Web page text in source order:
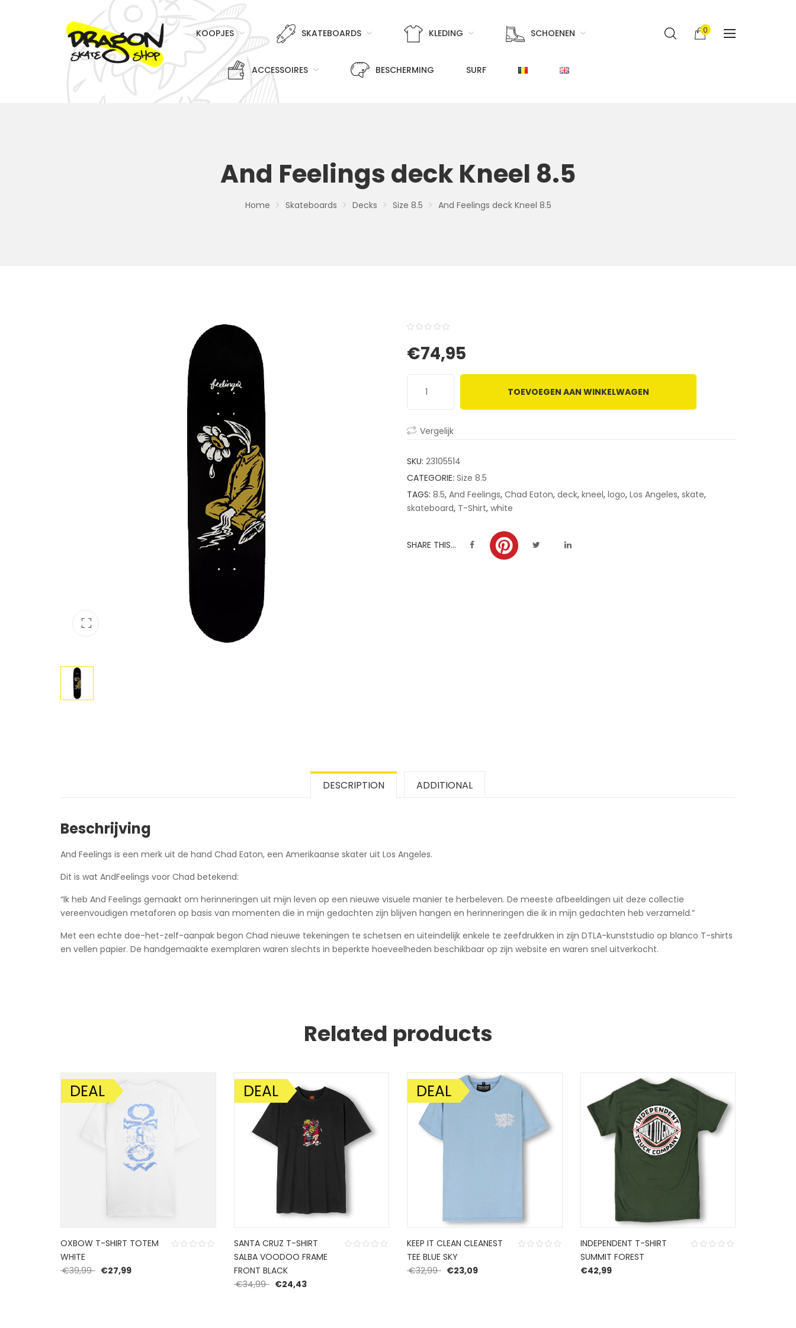
KOOPJES SKATEBOARDS KLEDING SCHOENEN
ACCESSOIRES BESCHERMING SURF
0
And Feelings deck Kneel 8.5
Home Skateboards Decks Size 8.5 And Feelings deck Kneel 8.5
out
ratings
€74,95
TOEVOEGEN AAN WINKELWAGEN
Vergelijk
SKU: 23105514
CATEGORIE: Size 8.5
TAGS: 8.5, And Feelings, Chad Eaton, deck, kneel, logo, Los Angeles, skate,
skateboard, T-Shirt, white
SHARE THIS...
DESCRIPTION ADDITIONAL
Beschrijving
And Feelings is een merk uit de hand Chad Eaton, een Amerikaanse skater uit Los Angeles.
Dit is wat AndFeelings voor Chad betekend:
“Ik heb And Feelings gemaakt om herinneringen uit mijn leven op een nieuwe visuele manier te herbeleven. De meeste afbeeldingen uit deze collectie
vereenvoudigen metaforen op basis van momenten die in mijn gedachten zijn blijven hangen en herinneringen die ik in mijn gedachten heb verzameld.”
Met een echte doe-het-zelf-aanpak begon Chad nieuwe tekeningen te schetsen en uiteindelijk enkele te zeefdrukken in zijn DTLA-kunststudio op blanco T-shirts
en vellen papier. De handgemaakte exemplaren waren slechts in beperkte hoeveelheden beschikbaar op zijn website en waren snel uitverkocht.
Related products
AANBIEDING!
DEAL
OXBOW T-SHIRT TOTEM
WHITE
€39,99 Oorspronkelijke prijs was: €39,99.
€27,99
AANBIEDING!
DEAL
SANTA CRUZ T-SHIRT
SALBA VOODOO FRAME
FRONT BLACK
€34,99 Oorspronkelijke prijs was: €34,99.
€24,43
AANBIEDING!
DEAL
KEEP IT CLEAN CLEANEST
TEE BLUE SKY
€32,99 Oorspronkelijke prijs was: €32,99.
€23,09
INDEPENDENT T-SHIRT
SUMMIT FOREST
€42,99